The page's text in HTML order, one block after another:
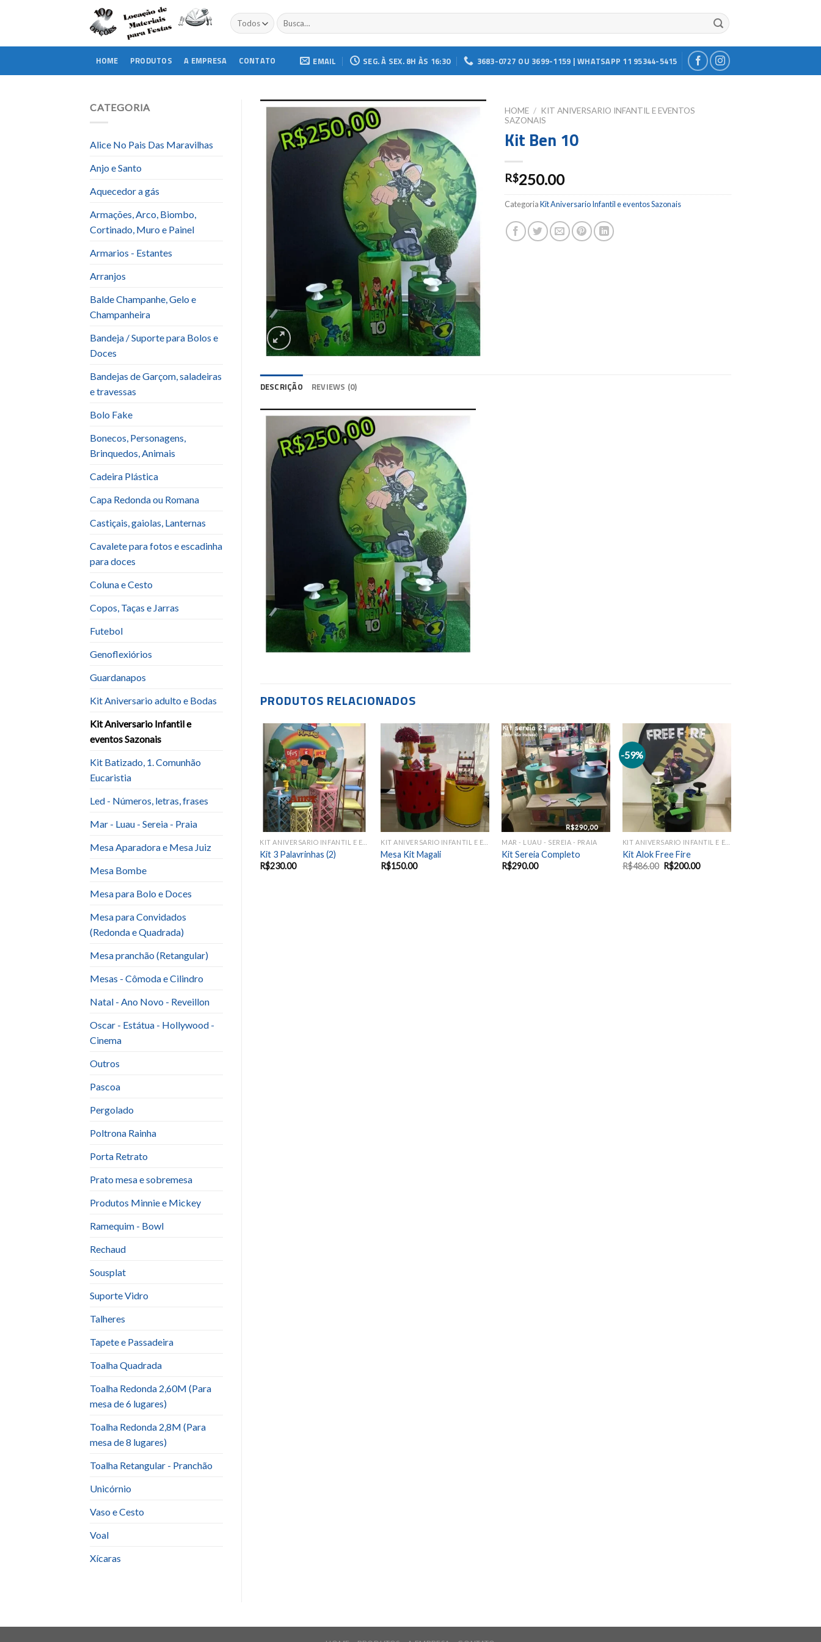
Buscar
por:
HOME PRODUTOS A EMPRESA CONTATO EMAIL SEG. À SEX. 8H ÀS 16:30 3683-0727 OU 3699-1159 | WHATSAPP 11 95344-5415
CATEGORIA
Alice No Pais Das Maravilhas
Anjo e Santo
Aquecedor a gás
Armações, Arco, Biombo,
Cortinado, Muro e Painel
Armarios - Estantes
Arranjos
Balde Champanhe, Gelo e
Champanheira
Bandeja / Suporte para Bolos e
Doces
Bandejas de Garçom, saladeiras
e travessas
Bolo Fake
Bonecos, Personagens,
Brinquedos, Animais
Cadeira Plástica
Capa Redonda ou Romana
Castiçais, gaiolas, Lanternas
Cavalete para fotos e escadinha
para doces
Coluna e Cesto
Copos, Taças e Jarras
Futebol
Genoflexiórios
Guardanapos
Kit Aniversario adulto e Bodas
Kit Aniversario Infantil e
eventos Sazonais
Kit Batizado, 1. Comunhão
Eucaristia
Led - Números, letras, frases
Mar - Luau - Sereia - Praia
Mesa Aparadora e Mesa Juiz
Mesa Bombe
Mesa para Bolo e Doces
Mesa para Convidados
(Redonda e Quadrada)
Mesa pranchão (Retangular)
Mesas - Cômoda e Cilindro
Natal - Ano Novo - Reveillon
Oscar - Estátua - Hollywood -
Cinema
Outros
Pascoa
Pergolado
Poltrona Rainha
Porta Retrato
Prato mesa e sobremesa
Produtos Minnie e Mickey
Ramequim - Bowl
Rechaud
Sousplat
Suporte Vidro
Talheres
Tapete e Passadeira
Toalha Quadrada
Toalha Redonda 2,60M (Para
mesa de 6 lugares)
Toalha Redonda 2,8M (Para
mesa de 8 lugares)
Toalha Retangular - Pranchão
Unicórnio
Vaso e Cesto
Voal
Xícaras
Add to
wishlist
HOME / KIT ANIVERSARIO INFANTIL E EVENTOS
SAZONAIS
Kit Ben 10
R$250.00
CategoriaKit Aniversario Infantil e eventos Sazonais
DESCRIÇÃO REVIEWS (0)
PRODUTOS RELACIONADOS
Add to
wishlist
Kit 3 Palavrinhas (2)
R$230.00
Add to
wishlist
Mesa Kit Magali
R$150.00
Add to
wishlist
MAR - LUAU - SEREIA - PRAIA
Kit Sereia Completo
R$290.00
-59%
Add to
wishlist
Kit Alok Free Fire
R$486.00 R$200.00
wishlist
KIT UNICORNIO LUXO